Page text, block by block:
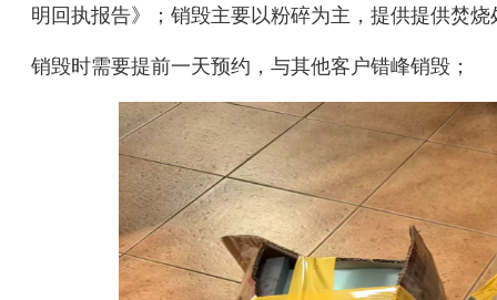
明回执报告》；销毁主要以粉碎为主，提供提供焚
销毁时需要提前一天预约，与其他客户错峰销毁；